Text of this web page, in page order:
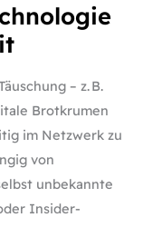
– z. B.
Brotkrumen
im Netzwerk zu
von
unbekannte
Insider-